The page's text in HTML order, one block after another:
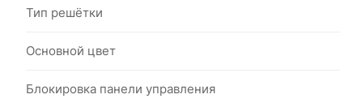
Тип решётки
Основной цвет
Блокировка панели управления